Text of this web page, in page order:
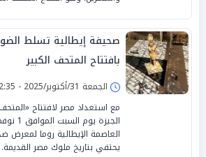
صحيفة إيطالية تسلط
بافتتاح المتحف الكبير
الجمعة 31/أكتوبر/2025 - 12:35 م
مع استعداد مصر لافتتاح
الجيزة
العاصمة الإيطالية روما لمعرض
يحتفي بتاريخ ملوك مصر القديمة.